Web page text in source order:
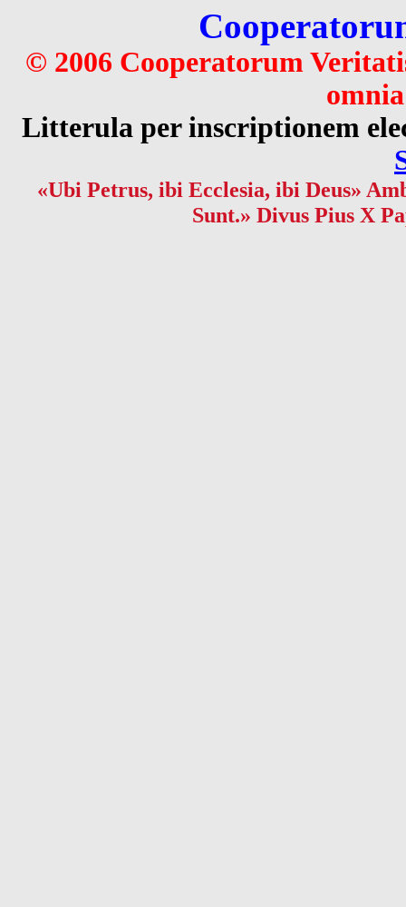
© 2006 Cooperatorum
Litterula per inscriptionem
«Ubi Petrus, ibi Ecclesia, ibi Deus»
Sunt.» Divus Pius X